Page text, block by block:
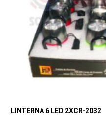
LINTERNA 6 LED 2XCR-2032